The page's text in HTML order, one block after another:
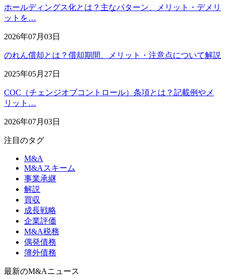
ホールディングス化とは？主なパターン、メリット・デメリ
ットを…
2026年07月03日
のれん償却とは？償却期間、メリット・注意点について解説
2025年05月27日
COC（チェンジオブコントロール）条項とは？記載例やメ
リット…
2026年07月03日
注目のタグ
M&A
M&Aスキーム
事業承継
解説
買収
成長戦略
企業評価
M&A税務
偶発債務
簿外債務
最新のM&Aニュース